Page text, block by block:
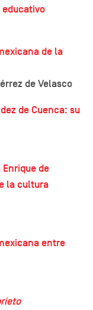
educativo
de la
de Velasco
de Cuenca: su
Enrique de
la cultura
entre